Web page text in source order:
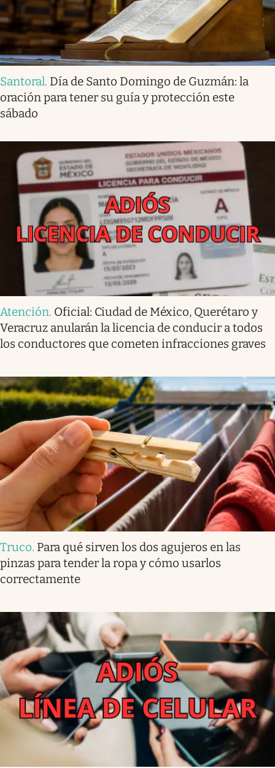
Santoral. Día de Santo Domingo de Guzmán: la
oración para tener su guía y protección este
sábado
Atención. Oficial: Ciudad de México, Querétaro y
Veracruz anularán la licencia de conducir a todos
los conductores que cometen infracciones graves
Truco. Para qué sirven los dos agujeros en las
pinzas para tender la ropa y cómo usarlos
correctamente